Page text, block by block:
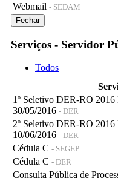
Webmail - SEDAM
Fechar
Serviços - Servidor
Todos
1º Seletivo DER-RO
30/05/2016 - DER
2º Seletivo DER-RO
10/06/2016 - DER
Cédula C - SEGEP
Cédula C - DER
Consulta Pública de